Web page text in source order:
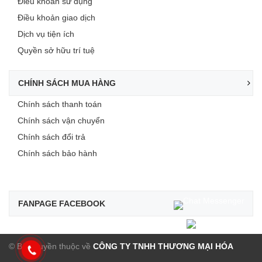
Điều khoản giao dịch
Dịch vụ tiện ích
Quyền sở hữu trí tuệ
CHÍNH SÁCH MUA HÀNG
Chính sách thanh toán
Chính sách vận chuyển
Chính sách đổi trả
Chính sách bảo hành
FANPAGE FACEBOOK
© Bản quyền thuộc về CÔNG TY TNHH THƯƠNG MẠI HÓA